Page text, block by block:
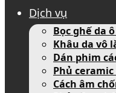
Dịch vụ
Bọc ghế da
Khâu da vô
Dán phim
Phủ
Cách âm